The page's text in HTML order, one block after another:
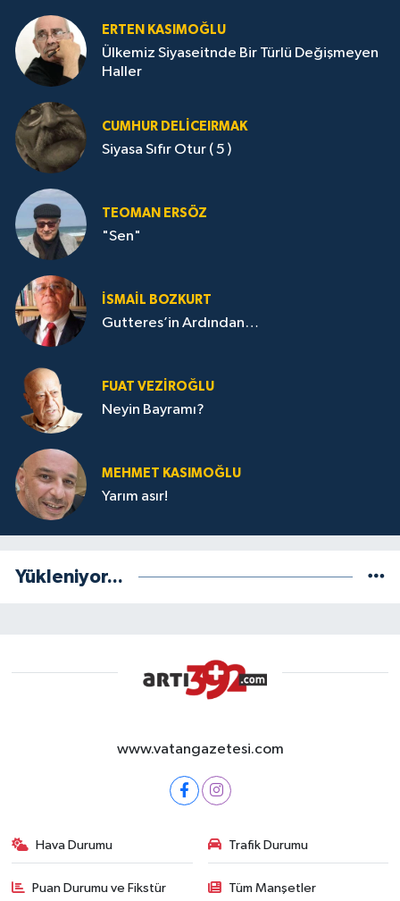
ERTEN KASIMOĞLU
Ülkemiz Siyaseitnde Bir Türlü Değişmeyen
Haller
CUMHUR DELICEIRMAK
Siyasa Sıfır Otur ( 5 )
TEOMAN ERSÖZ
"Sen"
İSMAIL BOZKURT
Gutteres’in Ardından…
FUAT VEZIROĞLU
Neyin Bayramı?
MEHMET KASIMOĞLU
Yarım asır!
Yükleniyor...
www.vatangazetesi.com
Hava Durumu Trafik Durumu
Puan Durumu ve Fikstür Tüm Manşetler